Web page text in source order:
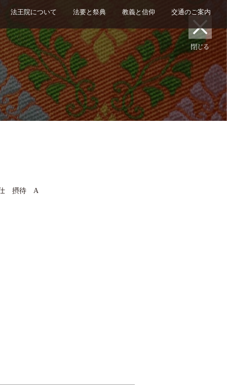
法王院について 法要と祭典 教義と信仰 交通のご案内
摂待 A